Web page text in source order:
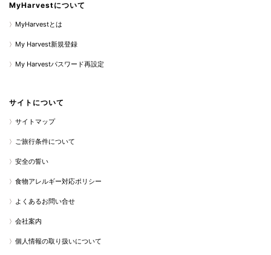
MyHarvestについて
MyHarvestとは
My Harvest新規登録
My Harvestパスワード再設定
サイトについて
サイトマップ
ご旅行条件について
安全の誓い
食物アレルギー対応ポリシー
よくあるお問い合せ
会社案内
個人情報の取り扱いについて